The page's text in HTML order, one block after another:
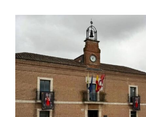
Fiesta de Primavera 2026
Vino de Cigales